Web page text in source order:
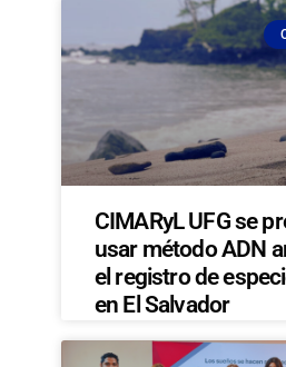
CIMARyL UFG se
usar método ADN
el registro de
en El Salvador